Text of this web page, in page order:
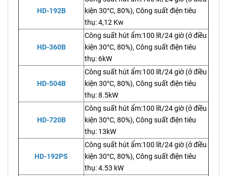
HD-192B
kiện 30°C, 80%), Công suất điện tiêu
thụ: 4,12 Kw
HD-360B
Công suất hút ẩm:100 lít/24 giờ (ở điều
kiện 30°C, 80%), Công suất điện tiêu
thụ: 6kW
HD-504B
Công suất hút ẩm:100 lít/24 giờ (ở điều
kiện 30°C, 80%), Công suất điện tiêu
thụ: 8.5kW
HD-720B
Công suất hút ẩm:100 lít/24 giờ (ở điều
kiện 30°C, 80%), Công suất điện tiêu
thụ: 13kW
HD-192PS
Công suất hút ẩm:100 lít/24 giờ (ở điều
kiện 30°C, 80%), Công suất điện tiêu
thụ: 4.53 kW